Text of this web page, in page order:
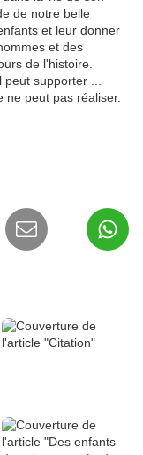
de notre belle
et leur donner
et des
de l'histoire.
supporter ...
ne peut pas réaliser.